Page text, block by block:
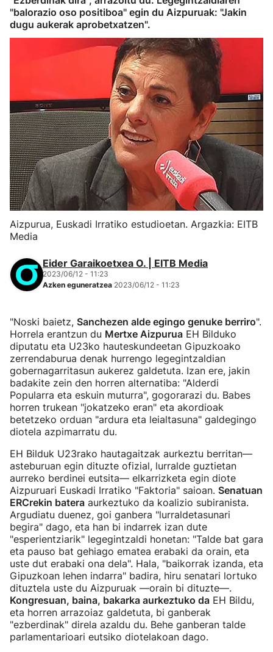
"balorazio oso positiboa" egin du Aizpuruak: "Jakin
dugu aukerak aprobetxatzen".
Aizpurua, Euskadi Irratiko estudioetan. Argazkia: EITB
Media
Eider Garaikoetxea O. | EITB Media
2023/06/12 - 11:23
Azken eguneratzea 2023/06/12 - 11:23
"Noski baietz, Sanchezen alde egingo genuke berriro".
Horrela erantzun du Mertxe Aizpurua EH Bilduko
diputatu eta U23ko hauteskundeetan Gipuzkoako
zerrendaburua denak hurrengo legegintzaldian
gobernagarritasun aukerez galdetuta. Izan ere, jakin
badakite zein den horren alternatiba: "Alderdi
Popularra eta eskuin muturra", gogorarazi du. Babes
horren trukean "jokatzeko eran" eta akordioak
betetzeko orduan "ardura eta leialtasuna" galdegingo
diotela azpimarratu du.
EH Bilduk U23rako hautagaitzak aurkeztu berritan—
asteburuan egin dituzte ofizial, lurralde guztietan
aurreko berdinei eutsita— elkarrizketa egin diote
Aizpuruari Euskadi Irratiko "Faktoria" saioan. Senatuan
ERCrekin batera aurkeztuko da koalizio subiranista.
Argudiatu duenez, goi ganbera "lurraldetasunari
begira" dago, eta han bi indarrek izan dute
"esperientziarik" legegintzaldi honetan: "Talde bat gara
eta pauso bat gehiago ematea erabaki da orain, eta
uste dut erabaki ona dela". Hala, "baikorrak izanda, eta
Gipuzkoan lehen indarra" badira, hiru senatari lortuko
dituztela uste du Aizpuruak —orain bi dituzte—.
Kongresuan, baina, bakarka aurkeztuko da EH Bildu,
eta horren arrazoiaz galdetuta, bi ganberak
"ezberdinak" direla azaldu du. Behe ganberan talde
parlamentarioari eutsiko diotelakoan dago.